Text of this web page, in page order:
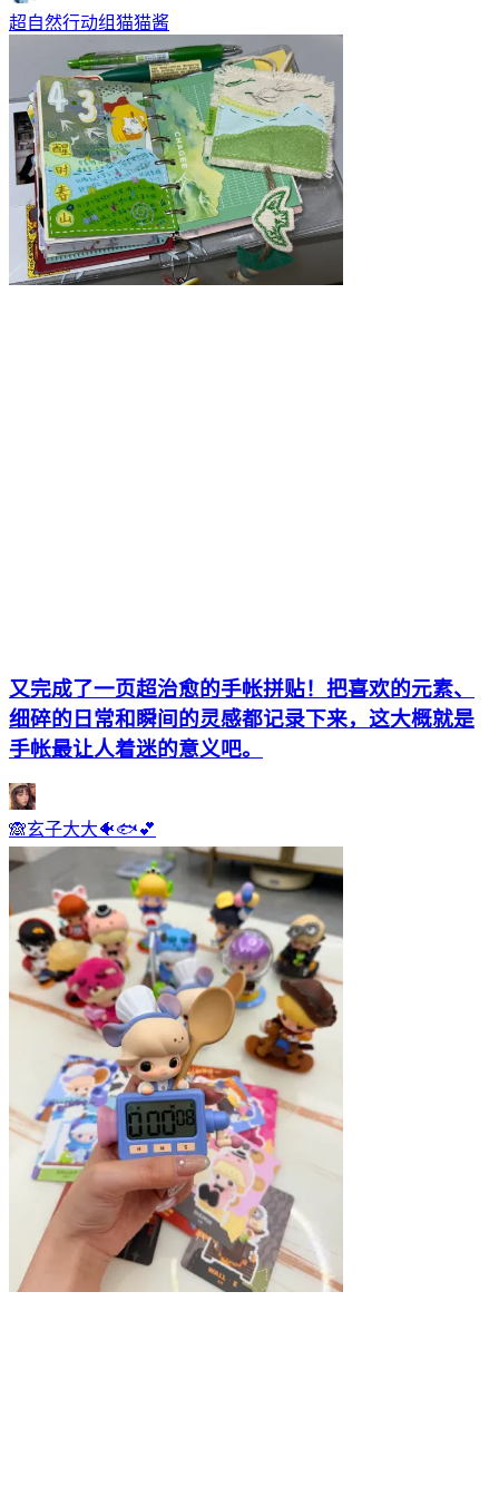
超自然行动组猫猫酱
又完成了一页超治愈的手帐拼贴！把喜欢的元素、
细碎的日常和瞬间的灵感都记录下来，这大概就是
手帐最让人着迷的意义吧。
🙈玄子大大🐠🐟💕